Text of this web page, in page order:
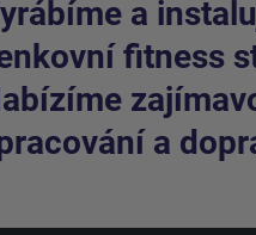
a
fitness
a